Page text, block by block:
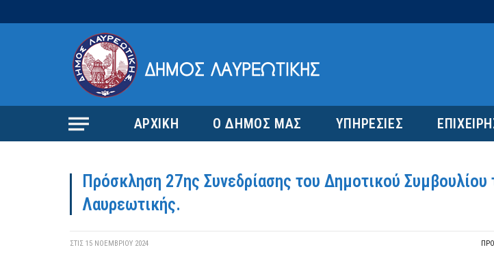
ΑΡΧΙΚΗ Ο ΔΗΜΟΣ ΜΑΣ ΥΠΗΡΕΣΙΕΣ
Πρόσκληση 27ης Συνεδρίασης του Δημοτικού
Λαυρεωτικής.
ΣΤΙΣ 15 ΝΟΕΜΒΡΊΟΥ 2024